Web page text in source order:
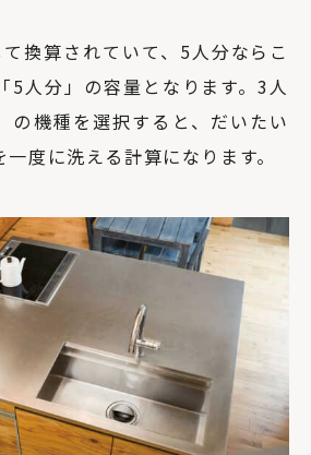
換算されていて、5人分ならこ
5人分」の容量となります。3人
の機種を選択すると、だいたい
度に洗える計算になります。